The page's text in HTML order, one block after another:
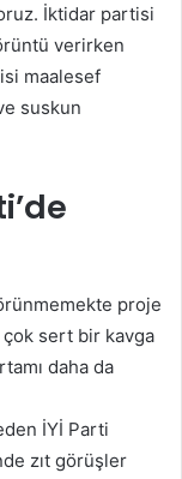
İktidar partisi
verirken
maalesef
suskun
proje
sert bir kavga
daha da
İYİ Parti
zıt görüşler